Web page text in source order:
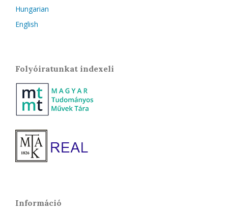
Hungarian
English
Folyóiratunkat indexeli
Információ